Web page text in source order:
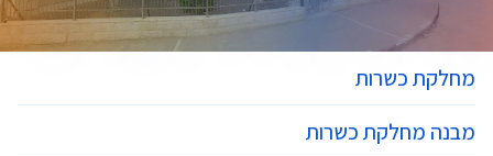
מחלקת כשרות
מבנה מחלקת כשרות